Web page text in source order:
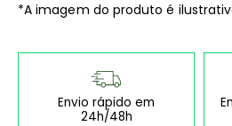
*A imagem do produto é
Envio rápido em
24h/48h